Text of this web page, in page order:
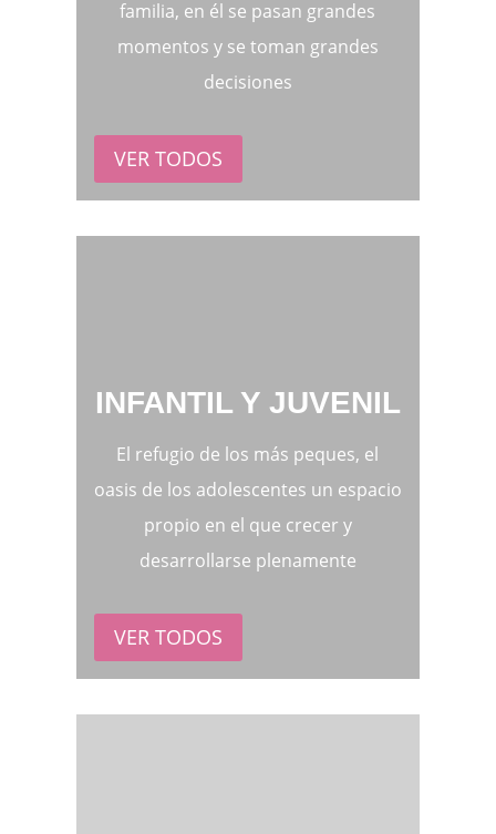
familia, en él se pasan grandes
momentos y se toman grandes
decisiones
VER TODOS
INFANTIL Y JUVENIL
El refugio de los más peques, el
oasis de los adolescentes un espacio
propio en el que crecer y
desarrollarse plenamente
VER TODOS